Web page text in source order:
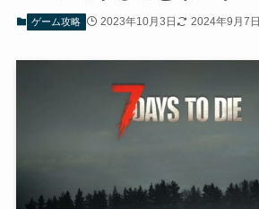
ゲーム攻略 2023年10月3日 2024年9月7日